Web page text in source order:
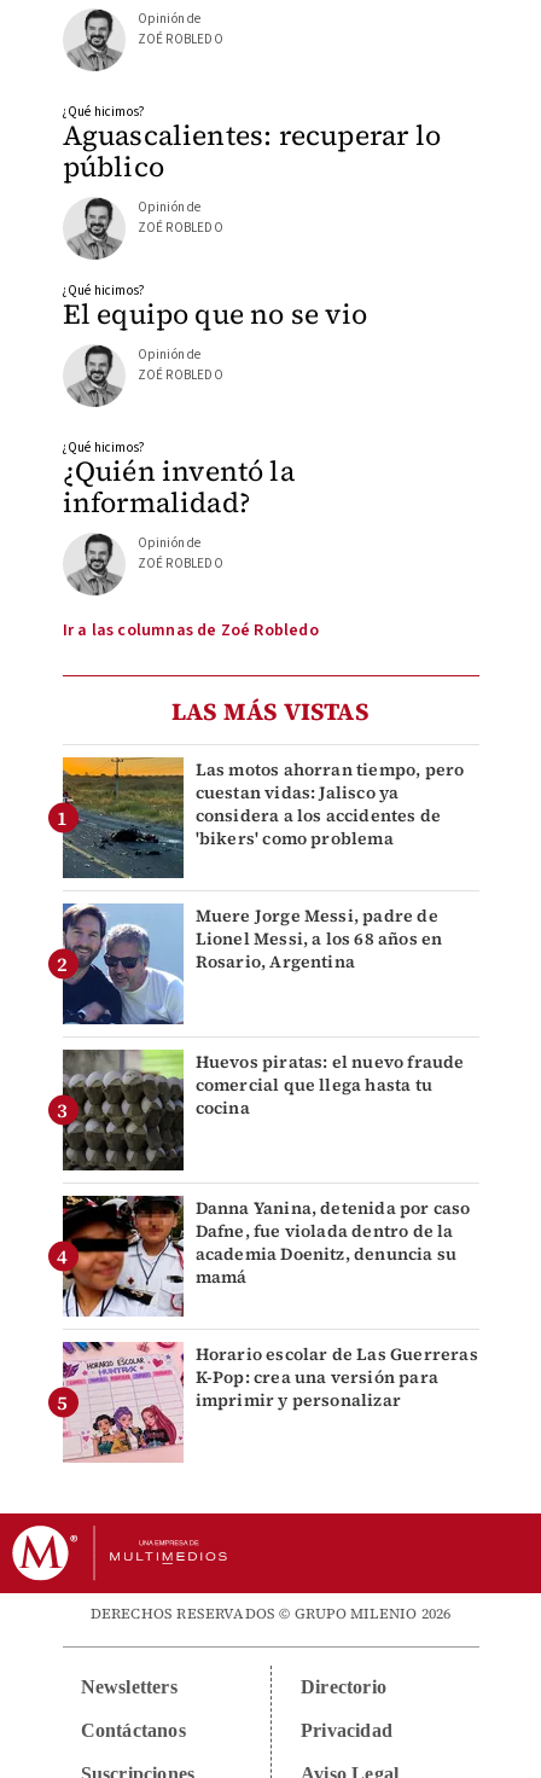
Opinión de
ZOÉ ROBLEDO
Aguascalientes: recuperar lo
público
¿Qué hicimos?
Opinión de
ZOÉ ROBLEDO
El equipo que no se vio
¿Qué hicimos?
Opinión de
ZOÉ ROBLEDO
¿Quién inventó la
informalidad?
¿Qué hicimos?
Opinión de
ZOÉ ROBLEDO
Ir a las columnas de Zoé Robledo
LAS MÁS VISTAS
Las motos ahorran tiempo, pero
cuestan vidas: Jalisco ya
considera a los accidentes de
'bikers' como problema
Muere Jorge Messi, padre de
Lionel Messi, a los 68 años en
Rosario, Argentina
Huevos piratas: el nuevo fraude
comercial que llega hasta tu
cocina
Danna Yanina, detenida por caso
Dafne, fue violada dentro de la
academia Doenitz, denuncia su
mamá
Horario escolar de Las Guerreras
K-Pop: crea una versión para
imprimir y personalizar
DERECHOS RESERVADOS © GRUPO MILENIO 2026
Newsletters
Contáctanos
Suscripciones
Directorio
Privacidad
Aviso Legal